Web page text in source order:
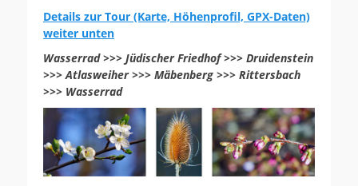
Details zur Tour (Karte, Höhenprofil, GPX-Daten)
weiter unten
Wasserrad >>> Jüdischer Friedhof >>> Druidenstein
>>> Atlasweiher >>> Mäbenberg >>> Rittersbach
>>> Wasserrad